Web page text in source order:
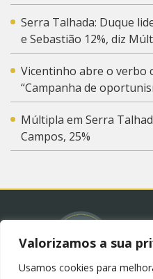
Valorizamos a sua
Usamos cookies para
Serra Talhada: Duque
e Sebastião 12%, diz
Vicentinho abre o verbo
“Campanha de
Múltipla em Serra
Campos, 25%